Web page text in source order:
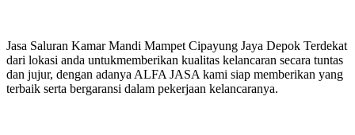
Jasa Saluran Kamar Mandi Mampet Cipayung Jaya Depok Terdekat
dari lokasi anda untukmemberikan kualitas kelancaran secara tuntas
dan jujur, dengan adanya ALFA JASA kami siap memberikan yang
terbaik serta bergaransi dalam pekerjaan kelancaranya.